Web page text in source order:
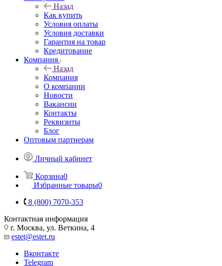
Назад
Как купить
Условия оплаты
Условия доставки
Гарантия на товар
Кредитование
Компания
Назад
Компания
О компании
Новости
Вакансии
Контакты
Реквизиты
Блог
Оптовым партнерам
Личный кабинет
Корзина0
Избранные товары0
8 (800) 7070-353
Контактная информация
г. Москва, ул. Веткина, 4
estet@estet.ru
Вконтакте
Telegram